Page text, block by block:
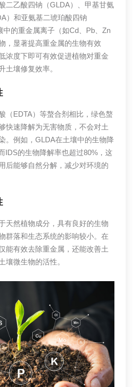
二乙酸四钠（GLDA）、甲基甘氨
）和亚氨基二琥珀酸四钠
中的重金属离子（如Cd、Pb、Zn
，显著提高重金属的生物有效
浓度下即可有效促进植物对重金
土壤修复效率。
（EDTA）等螯合剂相比，绿色螯
快速降解为无害物质，不会对土
。例如，GLDA在土壤中的生物降
IDS的生物降解率也超过80%，这
后能够自然分解，减少对环境的
天然植物成分，具有良好的生物
群落和生态系统的影响较小。在
能有效去除重金属，还能改善土
壤微生物的活性。